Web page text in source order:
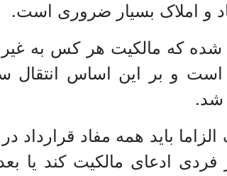
و املاک بسیار ضروری است.
شده که مالکیت هر کس به
است و بر این اساس
شد.
باید همه مفاد قرارداد
ادعای مالکیت کند یا